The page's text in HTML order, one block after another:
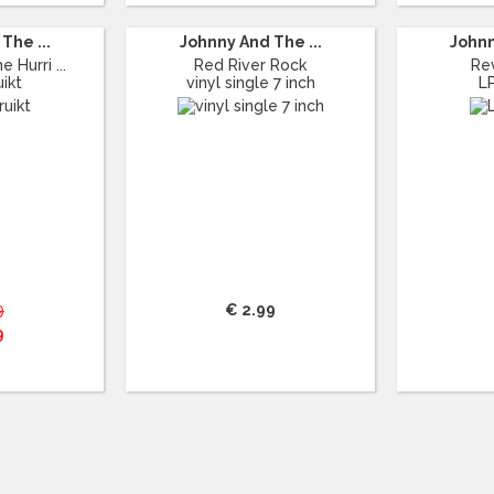
...
Hurri ...
Johnny And The ...
Red River Rock
vinyl single 7 inch
€ 2.99